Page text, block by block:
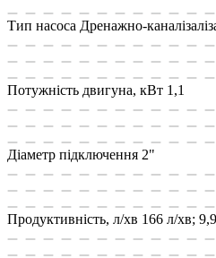
Тип насоса Дренажно-
Потужність двигуна, кВт 1,1
Діаметр підключення 2"
Продуктивність, л/хв 166 л/хв;